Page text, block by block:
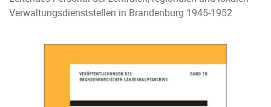
Verwaltungsdienststellen in Brandenburg 1945-1952